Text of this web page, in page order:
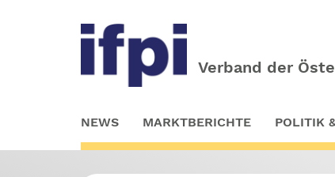
Verband der
to
main
NEWS MARKTBERICHTE POLITIK